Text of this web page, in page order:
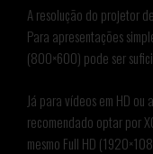
A resolução do projetor
Para apresentações
(800×600) pode ser
Já para vídeos em HD
recomendado optar por
mesmo Full HD